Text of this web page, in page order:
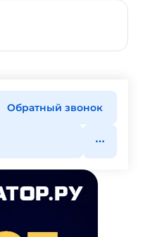
Обратный звонок